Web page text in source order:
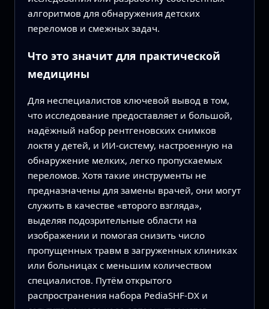
алгоритмов для обнаружения детских
переломов и смежных задач.
Что это значит для практической
медицины
Для неспециалистов ключевой вывод в том,
что исследование предоставляет и большой,
надёжный набор рентгеновских снимков
локтя у детей, и ИИ‑систему, настроенную на
обнаружение мелких, легко пропускаемых
переломов. Хотя такие инструменты не
предназначены для замены врачей, они могут
служить в качестве «второго взгляда»,
выделяя подозрительные области на
изображении и помогая снизить число
пропущенных травм в загруженных клиниках
или больницах с меньшим количеством
специалистов. Путём открытого
распространения набора PediaSHF-DX и